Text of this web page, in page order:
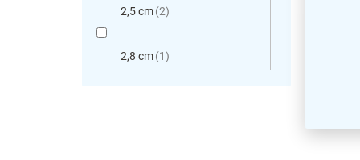
2,5 cm 2
2,8 cm 1